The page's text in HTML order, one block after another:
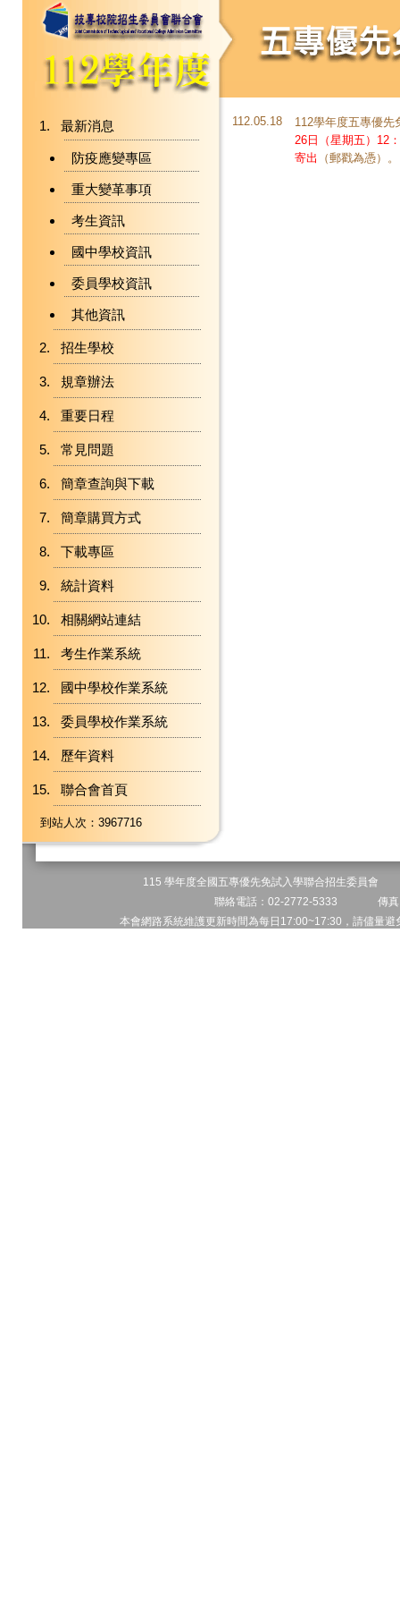
最新消息
防疫應變專區
重大變革事項
考生資訊
國中學校資訊
委員學校資訊
其他資訊
招生學校
規章辦法
重要日程
常見問題
簡章查詢與下載
簡章購買方式
下載專區
統計資料
相關網站連結
考生作業系統
國中學校作業系統
委員學校作業系統
歷年資料
聯合會首頁
到站人次：3967716
112.05.18
112學年度五專優先
26日（星期五）12
寄出
（郵戳為憑）。
115 學年度全國五專優先免試入學聯合招生委員會
聯絡電話：02-2772-5333 傳
本會網路系統維護更新時間為每日17:00~17:30，請儘量